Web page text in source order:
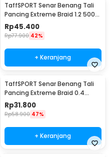
TaffSPORT Senar Benang Tali
Pancing Extreme Braid 1.2 500M
- FM-PEL
Rp45.400
Rp77.900 42%
+ Keranjang
TaffSPORT Senar Benang Tali
Pancing Extreme Braid 0.4
300M - FM-PEL
Rp31.800
Rp58.900 47%
+ Keranjang